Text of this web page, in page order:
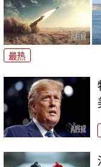
最热